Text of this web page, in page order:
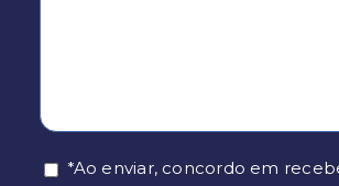
*Ao enviar, concordo em